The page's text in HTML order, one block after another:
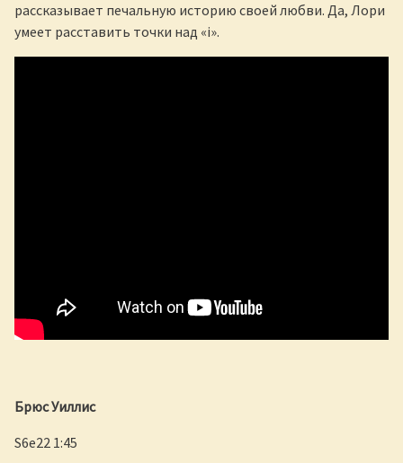
рассказывает печальную историю своей любви. Да, Лори
умеет расставить точки над «i».
Брюс Уиллис
S6e22 1:45